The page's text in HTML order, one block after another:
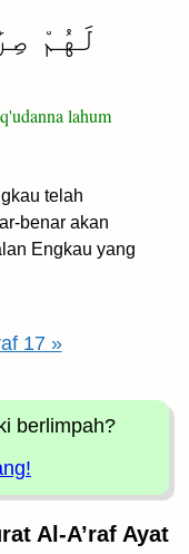
لَهُمْ
lahum
telah
benar akan
Engkau yang
17 »
berlimpah?
Al-A’raf Ayat